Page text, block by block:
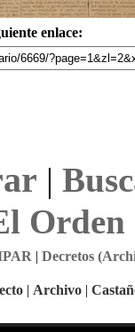
enlace:
|
Orden
| Decretos
| Archivo |